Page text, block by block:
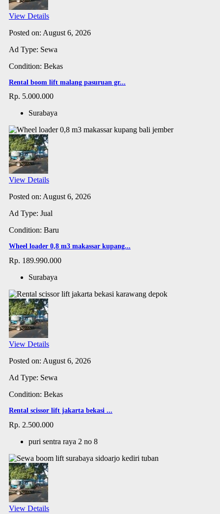
View Details
Posted on: August 6, 2026
Ad Type: Sewa
Condition: Bekas
Rental boom lift malang pasuruan gr...
Rp. 5.000.000
Surabaya
View Details
Posted on: August 6, 2026
Ad Type: Jual
Condition: Baru
Wheel loader 0,8 m3 makassar kupang...
Rp. 189.990.000
Surabaya
View Details
Posted on: August 6, 2026
Ad Type: Sewa
Condition: Bekas
Rental scissor lift jakarta bekasi ...
Rp. 2.500.000
puri sentra raya 2 no 8
View Details